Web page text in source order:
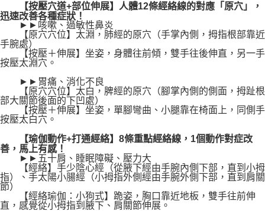
【按壓穴道+部位伸展】人體12條經絡線的對應「原穴」，
迅速改善各種症狀！
►►咳嗽、過敏性鼻炎
【原穴穴位】太淵，肺經的原穴（手掌內側，拇指根部靠近
手腕處）
【按壓＋伸展】坐姿，身體往前傾，雙手往後伸直，另一手
按壓太淵穴。
►►胃痛、消化不良
【原穴穴位】太白，脾經的原穴（腳掌內側的側面，拇趾根
部大關節後面的下凹處）
【按壓＋伸展】坐姿，單腳彎曲、小腿靠在椅面上，同側手
按壓太白穴。
【瑜伽動作+打通經絡】8條重點經絡線，1個動作對症改
善，馬上有感！
►►五十肩、睡眠障礙、壓力大
【經絡】手少陰心經（從腋下經由手腕內側下部，直到小拇
指）、手太陽小腸經（小拇指外側經由手腕外側下部，直到肩關
節）
【經絡瑜伽：小狗式】跪姿，胸口靠近地板，雙手往前伸
直，感覺從小拇指到腋下、肩關節伸展。